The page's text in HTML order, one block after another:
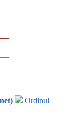
Ordinul